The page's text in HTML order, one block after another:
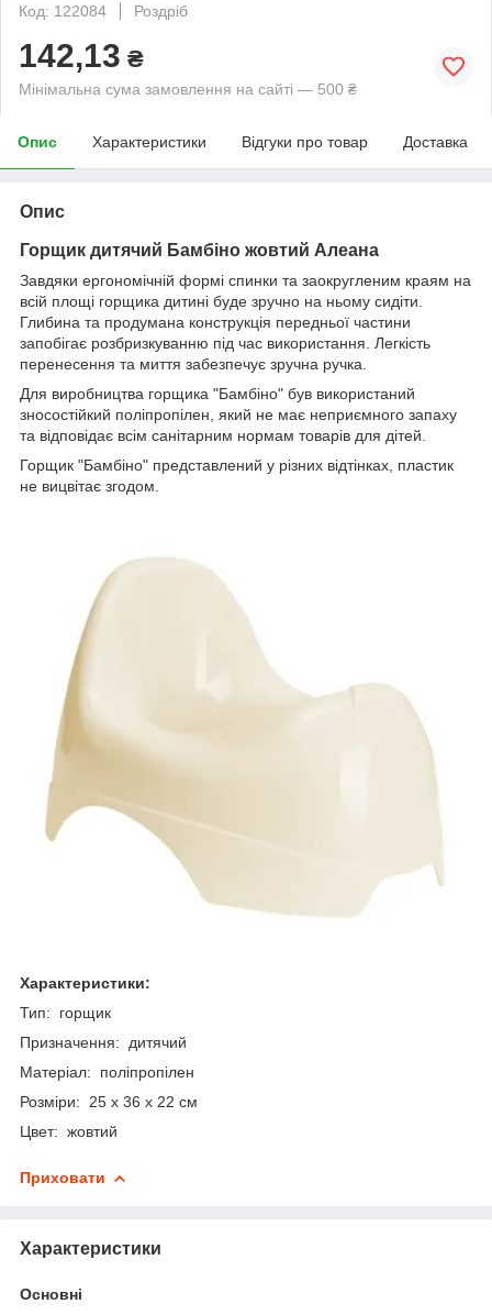
Код: 122084
Роздріб
142,13 ₴
Мінімальна сума замовлення на сайті — 500 ₴
Опис Характеристики Відгуки про товар Доставка
Опис
Горщик дитячий Бамбіно жовтий Алеана
Завдяки ергономічній формі спинки та заокругленим краям на
всій площі горщика дитині буде зручно на ньому сидіти.
Глибина та продумана конструкція передньої частини
запобігає розбризкуванню під час використання. Легкість
перенесення та миття забезпечує зручна ручка.
Для виробництва горщика "Бамбіно" був використаний
зносостійкий поліпропілен, який не має неприємного запаху
та відповідає всім санітарним нормам товарів для дітей.
Горщик "Бамбіно" представлений у різних відтінках, пластик
не вицвітає згодом.
Характеристики:
Тип: горщик
Призначення: дитячий
Матеріал: поліпропілен
Розміри: 25 x 36 x 22 см
Цвет: жовтий
Приховати
Характеристики
Основні